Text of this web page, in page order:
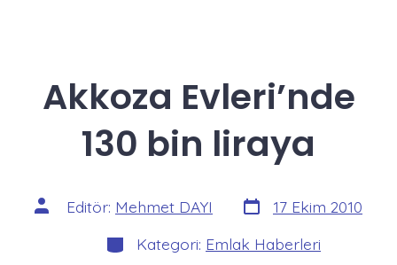
Akkoza Evleri’nde
130 bin liraya
Yazının
yazarı
Editör: Mehmet DAYI Yazı
tarihi
17 Ekim 2010
Kategoriler
Kategori: Emlak Haberleri